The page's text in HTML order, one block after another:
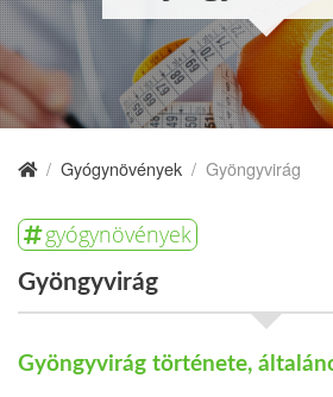
/ Gyógynövények / Gyöngyvirág
gyógynövények
Gyöngyvirág
Gyöngyvirág története,